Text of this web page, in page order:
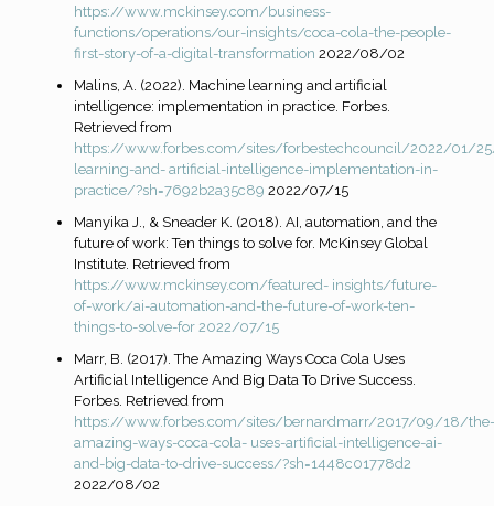
https://www.mckinsey.com/business-
functions/operations/our-insights/coca-cola-the-people-
first-story-of-a-digital-transformation 2022/08/02
Malins, A. (2022). Machine learning and artificial
intelligence: implementation in practice. Forbes.
Retrieved from
https://www.forbes.com/sites/forbestechcouncil/2022/01/
learning-and- artificial-intelligence-implementation-in-
practice/?sh=7692b2a35c89 2022/07/15
Manyika J., & Sneader K. (2018). AI, automation, and the
future of work: Ten things to solve for. McKinsey Global
Institute. Retrieved from
https://www.mckinsey.com/featured- insights/future-
of-work/ai-automation-and-the-future-of-work-ten-
things-to-solve-for 2022/07/15
Marr, B. (2017). The Amazing Ways Coca Cola Uses
Artificial Intelligence And Big Data To Drive Success.
Forbes. Retrieved from
https://www.forbes.com/sites/bernardmarr/2017/09/18/the-
amazing-ways-coca-cola- uses-artificial-intelligence-ai-
and-big-data-to-drive-success/?sh=1448c01778d2
2022/08/02